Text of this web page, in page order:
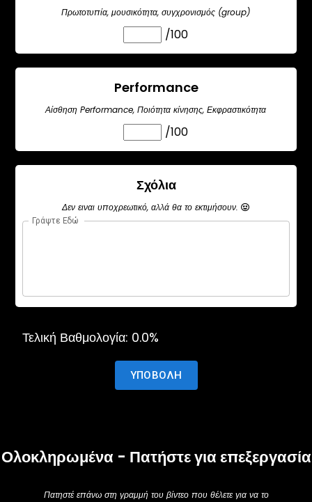
Πρωτοτυπία, μουσικότητα, συγχρονισμός (group)
/100
Performance
Αίσθηση Performance, Ποιότητα κίνησης, Εκφραστικότητα
/100
Σχόλια
Δεν ειναι υποχρεωτικό, αλλά θα το εκτιμήσουν.
Γράψτε Εδώ
Τελική Βαθμολογία: 0.0%
ΥΠΟΒΟΛΉ
Ολοκληρωμένα - Πατήστε για επεξεργασία
Πατηστέ επάνω στη γραμμή του βίντεο που θέλετε για να το